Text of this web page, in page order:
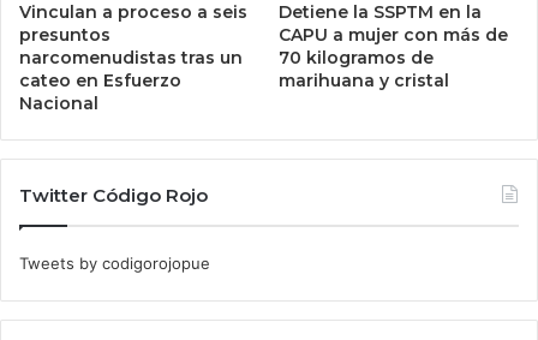
Vinculan a proceso a seis
presuntos
narcomenudistas tras un
cateo en Esfuerzo
Nacional
Detiene la SSPTM en la
CAPU a mujer con más de
70 kilogramos de
marihuana y cristal
Twitter Código Rojo
Tweets by codigorojopue